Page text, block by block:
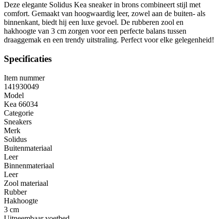
Deze elegante Solidus Kea sneaker in brons combineert stijl met
comfort. Gemaakt van hoogwaardig leer, zowel aan de buiten- als
binnenkant, biedt hij een luxe gevoel. De rubberen zool en
hakhoogte van 3 cm zorgen voor een perfecte balans tussen
draaggemak en een trendy uitstraling. Perfect voor elke gelegenheid!
Specificaties
Item nummer
141930049
Model
Kea 66034
Categorie
Sneakers
Merk
Solidus
Buitenmateriaal
Leer
Binnenmateriaal
Leer
Zool materiaal
Rubber
Hakhoogte
3 cm